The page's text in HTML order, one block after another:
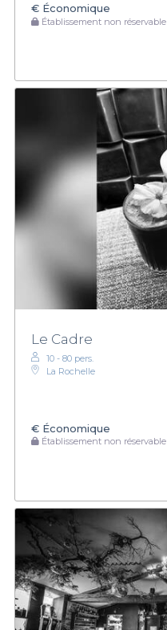
€ Économique
Établissement non réservable
Le Cadre
10 - 80 pers.
La Rochelle
€ Économique
Établissement non réservable